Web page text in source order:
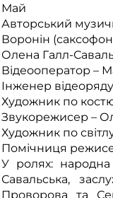
Май
Авторський
Воронін
Олена Галл-
Відеооператор –
Інженер
Художник по
Звукорежисер –
Художник по
Помічниця
У ролях:
Савальська,
Проворова та